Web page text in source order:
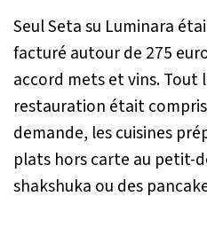
Seul Seta su Luminara
facturé autour de 275
accord mets et vins. Tout
restauration était
demande, les cuisines
plats hors carte au petit-
shakshuka ou des